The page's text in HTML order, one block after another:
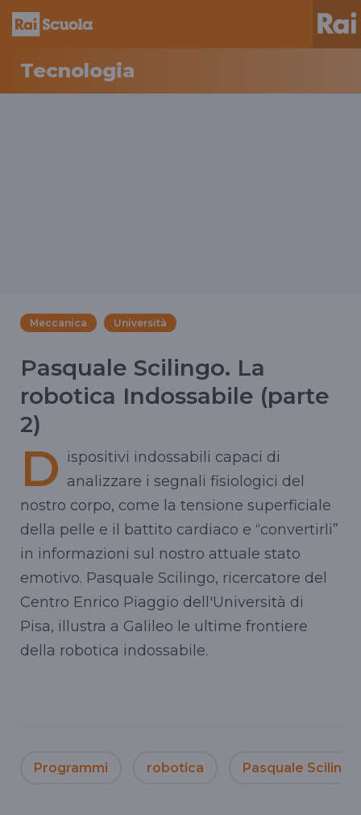
Tecnologia
Meccanica Università
Pasquale Scilingo. La
robotica Indossabile (parte
2)
D ispositivi indossabili capaci di
analizzare i segnali fisiologici del
nostro corpo, come la tensione superficiale
della pelle e il battito cardiaco e “convertirli”
in informazioni sul nostro attuale stato
emotivo. Pasquale Scilingo, ricercatore del
Centro Enrico Piaggio dell'Università di
Pisa, illustra a Galileo le ultime frontiere
della robotica indossabile.
Programmi robotica Pasquale Scilingo